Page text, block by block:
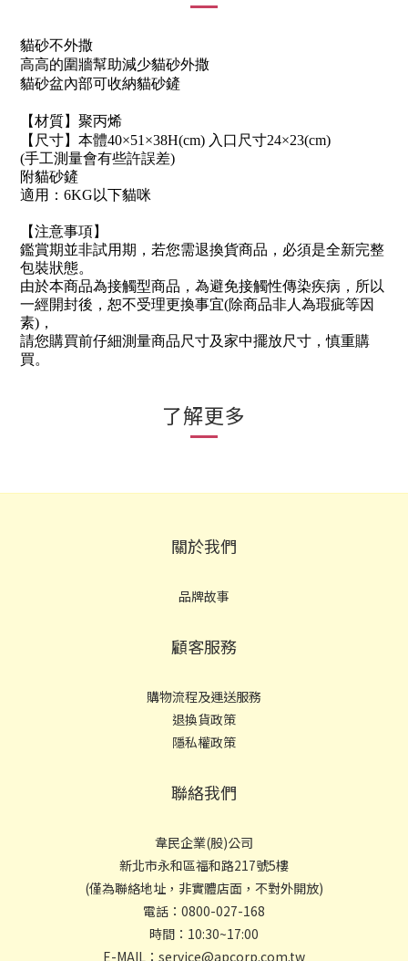
貓砂不外撒
高高的圍牆幫助減少貓砂外撒
貓砂盆內部可收納貓砂鏟
【材質】聚丙烯
【尺寸】本體40×51×38H(cm) 入口尺寸24×23(cm)
(手工測量會有些許誤差)
附貓砂鏟
適用：6KG以下貓咪
【注意事項】
鑑賞期並非試用期，若您需退換貨商品，必須是全新完整
包裝狀態。
由於本商品為接觸型商品，為避免接觸性傳染疾病，所以
一經開封後，恕不受理更換事宜(除商品非人為瑕疵等因
素)，
請您購買前仔細測量商品尺寸及家中擺放尺寸，慎重購
買。
了解更多
關於我們
品牌故事
顧客服務
購物流程及運送服務
退換貨政策
隱私權政策
聯絡我們
韋民企業(股)公司
新北市永和區福和路217號5樓
(僅為聯絡地址，非實體店面，不對外開放)
電話：0800-027-168
時間：10:30~17:00
E-MAIL：service@apcorp.com.tw